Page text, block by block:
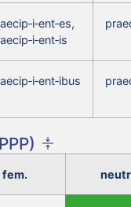
fem.